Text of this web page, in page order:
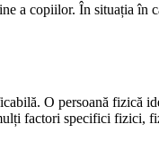
copiilor. În situația în
O persoană fizică
factori specifici fizici,